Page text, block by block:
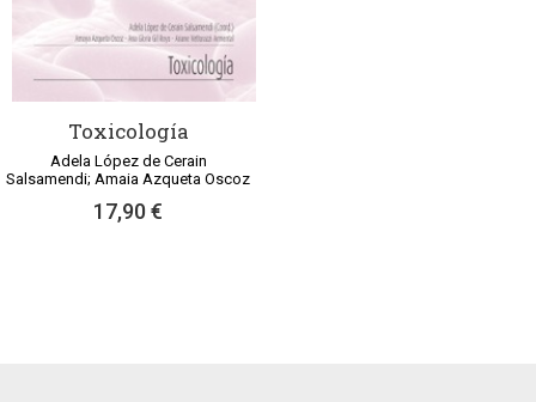
Toxicología
Adela López de Cerain
Salsamendi; Amaia Azqueta Oscoz
17,90 €